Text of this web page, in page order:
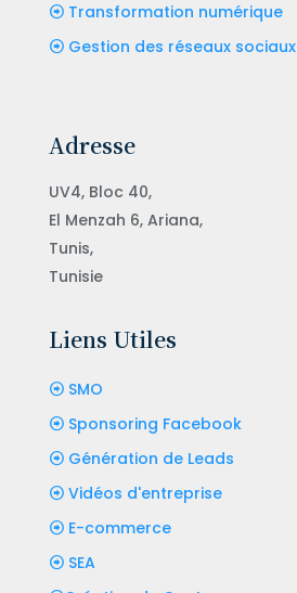
Transformation numérique
Gestion des réseaux sociaux
Adresse
UV4, Bloc 40,
El Menzah 6, Ariana,
Tunis,
Tunisie
Liens Utiles
SMO
Sponsoring Facebook
Génération de Leads
Vidéos d'entreprise
E-commerce
SEA